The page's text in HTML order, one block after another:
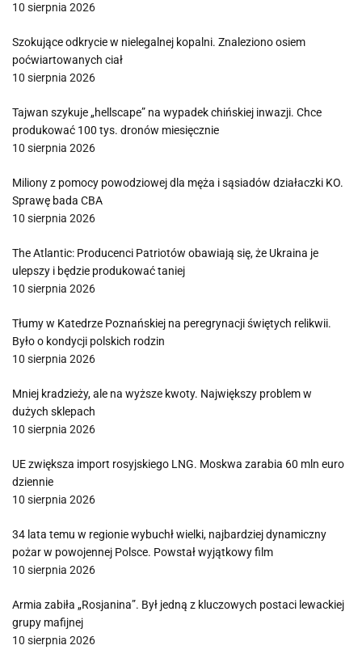
10 sierpnia 2026
Szokujące odkrycie w nielegalnej kopalni. Znaleziono osiem
poćwiartowanych ciał
10 sierpnia 2026
Tajwan szykuje „hellscape” na wypadek chińskiej inwazji. Chce
produkować 100 tys. dronów miesięcznie
10 sierpnia 2026
Miliony z pomocy powodziowej dla męża i sąsiadów działaczki KO.
Sprawę bada CBA
10 sierpnia 2026
The Atlantic: Producenci Patriotów obawiają się, że Ukraina je
ulepszy i będzie produkować taniej
10 sierpnia 2026
Tłumy w Katedrze Poznańskiej na peregrynacji świętych relikwii.
Było o kondycji polskich rodzin
10 sierpnia 2026
Mniej kradzieży, ale na wyższe kwoty. Największy problem w
dużych sklepach
10 sierpnia 2026
UE zwiększa import rosyjskiego LNG. Moskwa zarabia 60 mln euro
dziennie
10 sierpnia 2026
34 lata temu w regionie wybuchł wielki, najbardziej dynamiczny
pożar w powojennej Polsce. Powstał wyjątkowy film
10 sierpnia 2026
Armia zabiła „Rosjanina”. Był jedną z kluczowych postaci lewackiej
grupy mafijnej
10 sierpnia 2026